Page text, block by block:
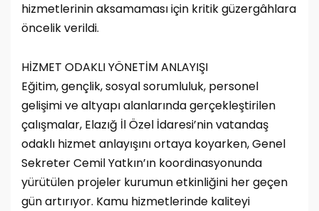
hizmetlerinin aksamaması için kritik güzergâhlara
öncelik verildi.
HİZMET ODAKLI YÖNETİM ANLAYIŞI
Eğitim, gençlik, sosyal sorumluluk, personel
gelişimi ve altyapı alanlarında gerçekleştirilen
çalışmalar, Elazığ İl Özel İdaresi’nin vatandaş
odaklı hizmet anlayışını ortaya koyarken, Genel
Sekreter Cemil Yatkın’ın koordinasyonunda
yürütülen projeler kurumun etkinliğini her geçen
gün artırıyor. Kamu hizmetlerinde kaliteyi